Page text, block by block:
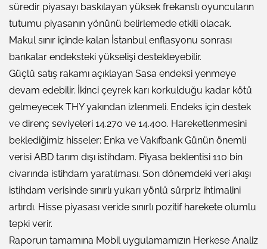
süredir piyasayı baskılayan yüksek frekanslı oyuncuların
tutumu piyasanın yönünü belirlemede etkili olacak.
Makul sınır içinde kalan İstanbul enflasyonu sonrası
bankalar endeksteki yükselişi destekleyebilir.
Güçlü satış rakamı açıklayan Sasa endeksi yenmeye
devam edebilir. İkinci çeyrek karı korkulduğu kadar kötü
gelmeyecek THY yakından izlenmeli. Endeks için destek
ve direnç seviyeleri 14.270 ve 14.400. Hareketlenmesini
beklediğimiz hisseler: Enka ve Vakıfbank Günün önemli
verisi ABD tarım dışı istihdam. Piyasa beklentisi 110 bin
civarında istihdam yaratılması. Son dönemdeki veri akışı
istihdam verisinde sınırlı yukarı yönlü sürpriz ihtimalini
artırdı. Hisse piyasası veride sınırlı pozitif harekete olumlu
tepki verir.
Raporun tamamına Mobil uygulamamızın Herkese Analiz